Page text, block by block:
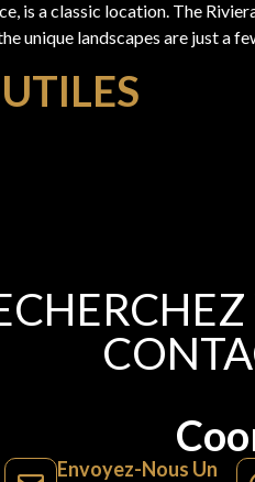
is a classic location. The
unique landscapes are just a
Envoyez-Nous Un